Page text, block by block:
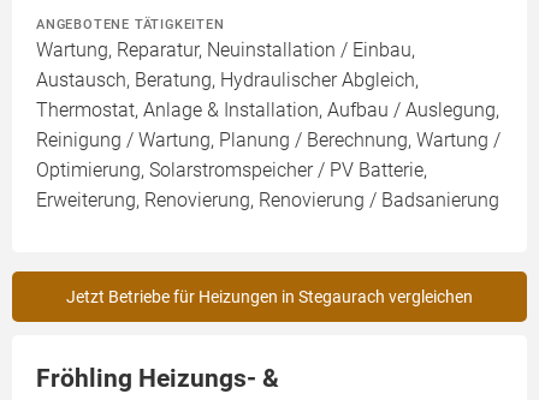
ANGEBOTENE TÄTIGKEITEN
Wartung, Reparatur, Neuinstallation / Einbau,
Austausch, Beratung, Hydraulischer Abgleich,
Thermostat, Anlage & Installation, Aufbau / Auslegung,
Reinigung / Wartung, Planung / Berechnung, Wartung /
Optimierung, Solarstromspeicher / PV Batterie,
Erweiterung, Renovierung, Renovierung / Badsanierung
Jetzt Betriebe für Heizungen in Stegaurach vergleichen
Fröhling Heizungs- &